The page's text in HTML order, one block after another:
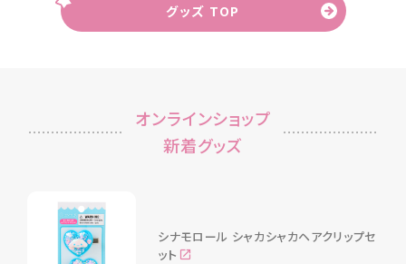
グッズ TOP
オンラインショップ
新着グッズ
シナモロール シャカシャカヘアクリップセ
ット